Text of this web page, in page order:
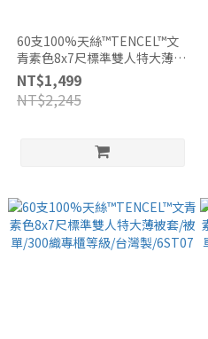
60支100%天絲™TENCEL™文
青素色8x7尺標準雙人特大薄被
套/被單/300織專櫃等級/台灣
製/6ST30
NT$1,499
NT$2,245